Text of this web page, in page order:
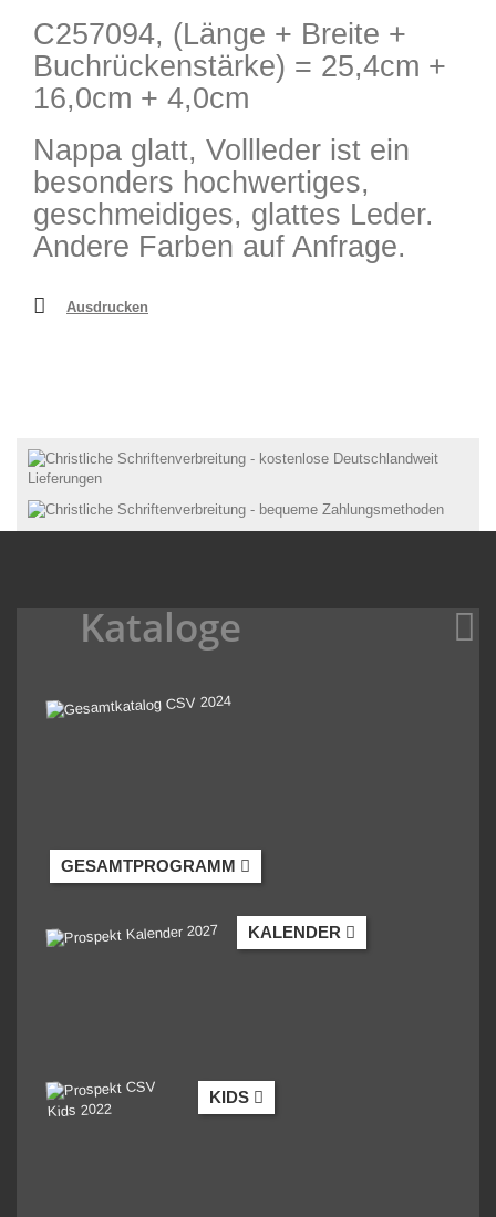
C257094, (Länge + Breite +
Buchrückenstärke) = 25,4cm +
16,0cm + 4,0cm
Nappa glatt, Vollleder ist ein
besonders hochwertiges,
geschmeidiges, glattes Leder.
Andere Farben auf Anfrage.
Ausdrucken
Kataloge
GESAMTPROGRAMM
KALENDER
KIDS